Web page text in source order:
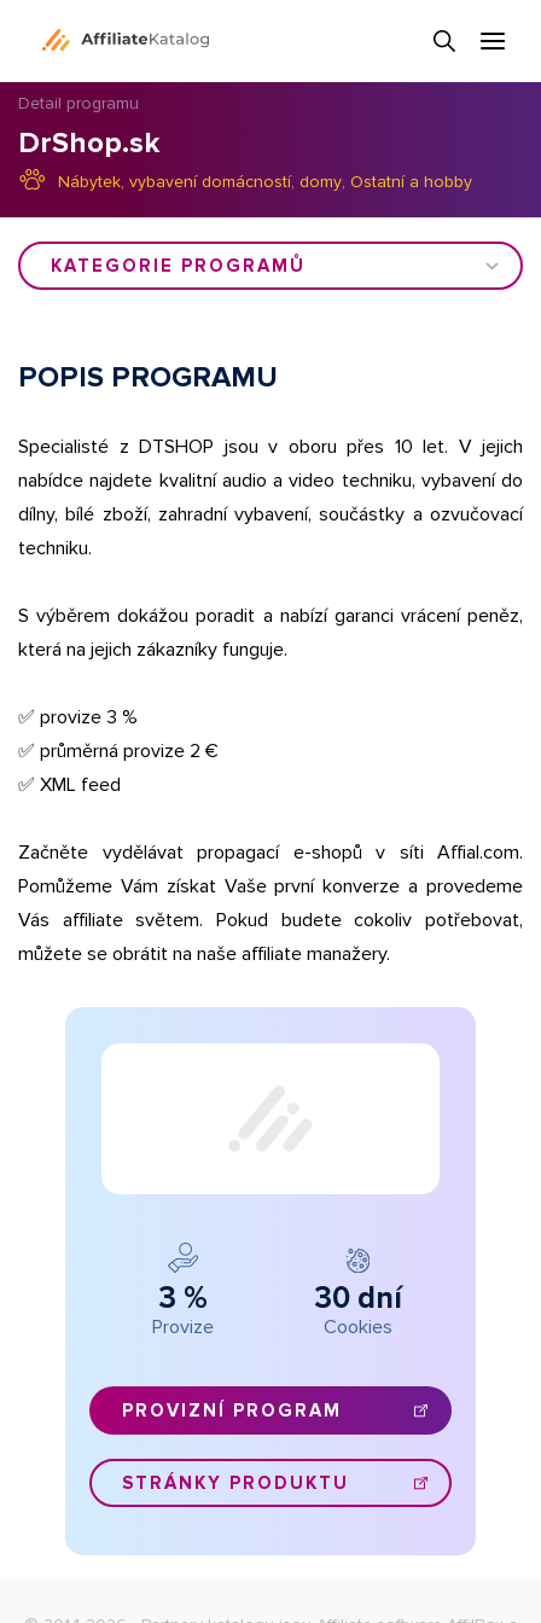
Detail programu
DrShop.sk
Nábytek, vybavení domácností, domy, Ostatní a hobby
KATEGORIE PROGRAMŮ
POPIS PROGRAMU
Specialisté z DTSHOP jsou v oboru přes 10 let. V jejich
nabídce najdete kvalitní audio a video techniku, vybavení do
dílny, bílé zboží, zahradní vybavení, součástky a ozvučovací
techniku.
S výběrem dokážou poradit a nabízí garanci vrácení peněz,
která na jejich zákazníky funguje.
✅ provize 3 %
✅ průměrná provize 2 €
✅ XML feed
Začněte vydělávat propagací e-shopů v síti Affial.com.
Pomůžeme Vám získat Vaše první konverze a provedeme
Vás affiliate světem. Pokud budete cokoliv potřebovat,
můžete se obrátit na naše affiliate manažery.
3 %
Provize
30 dní
Cookies
PROVIZNÍ PROGRAM
STRÁNKY PRODUKTU